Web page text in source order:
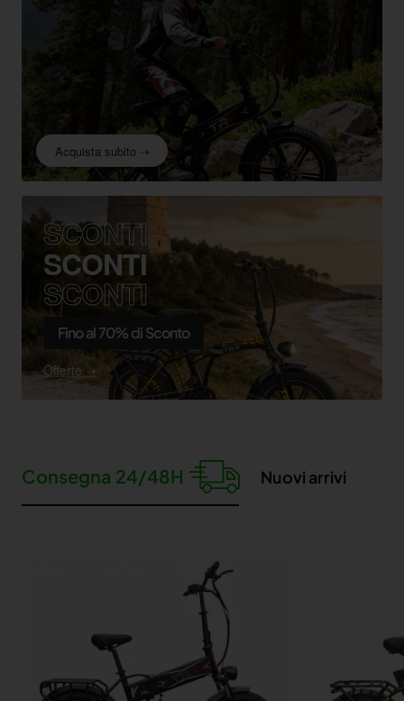
Acquista subito ➝
SCONTI
SCONTI
SCONTI
Fino al 70% di Sconto
Offerte ➝
Consegna 24/48H Nuovi arrivi